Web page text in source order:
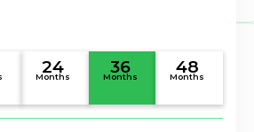
24
Months 36
Months 48
Months